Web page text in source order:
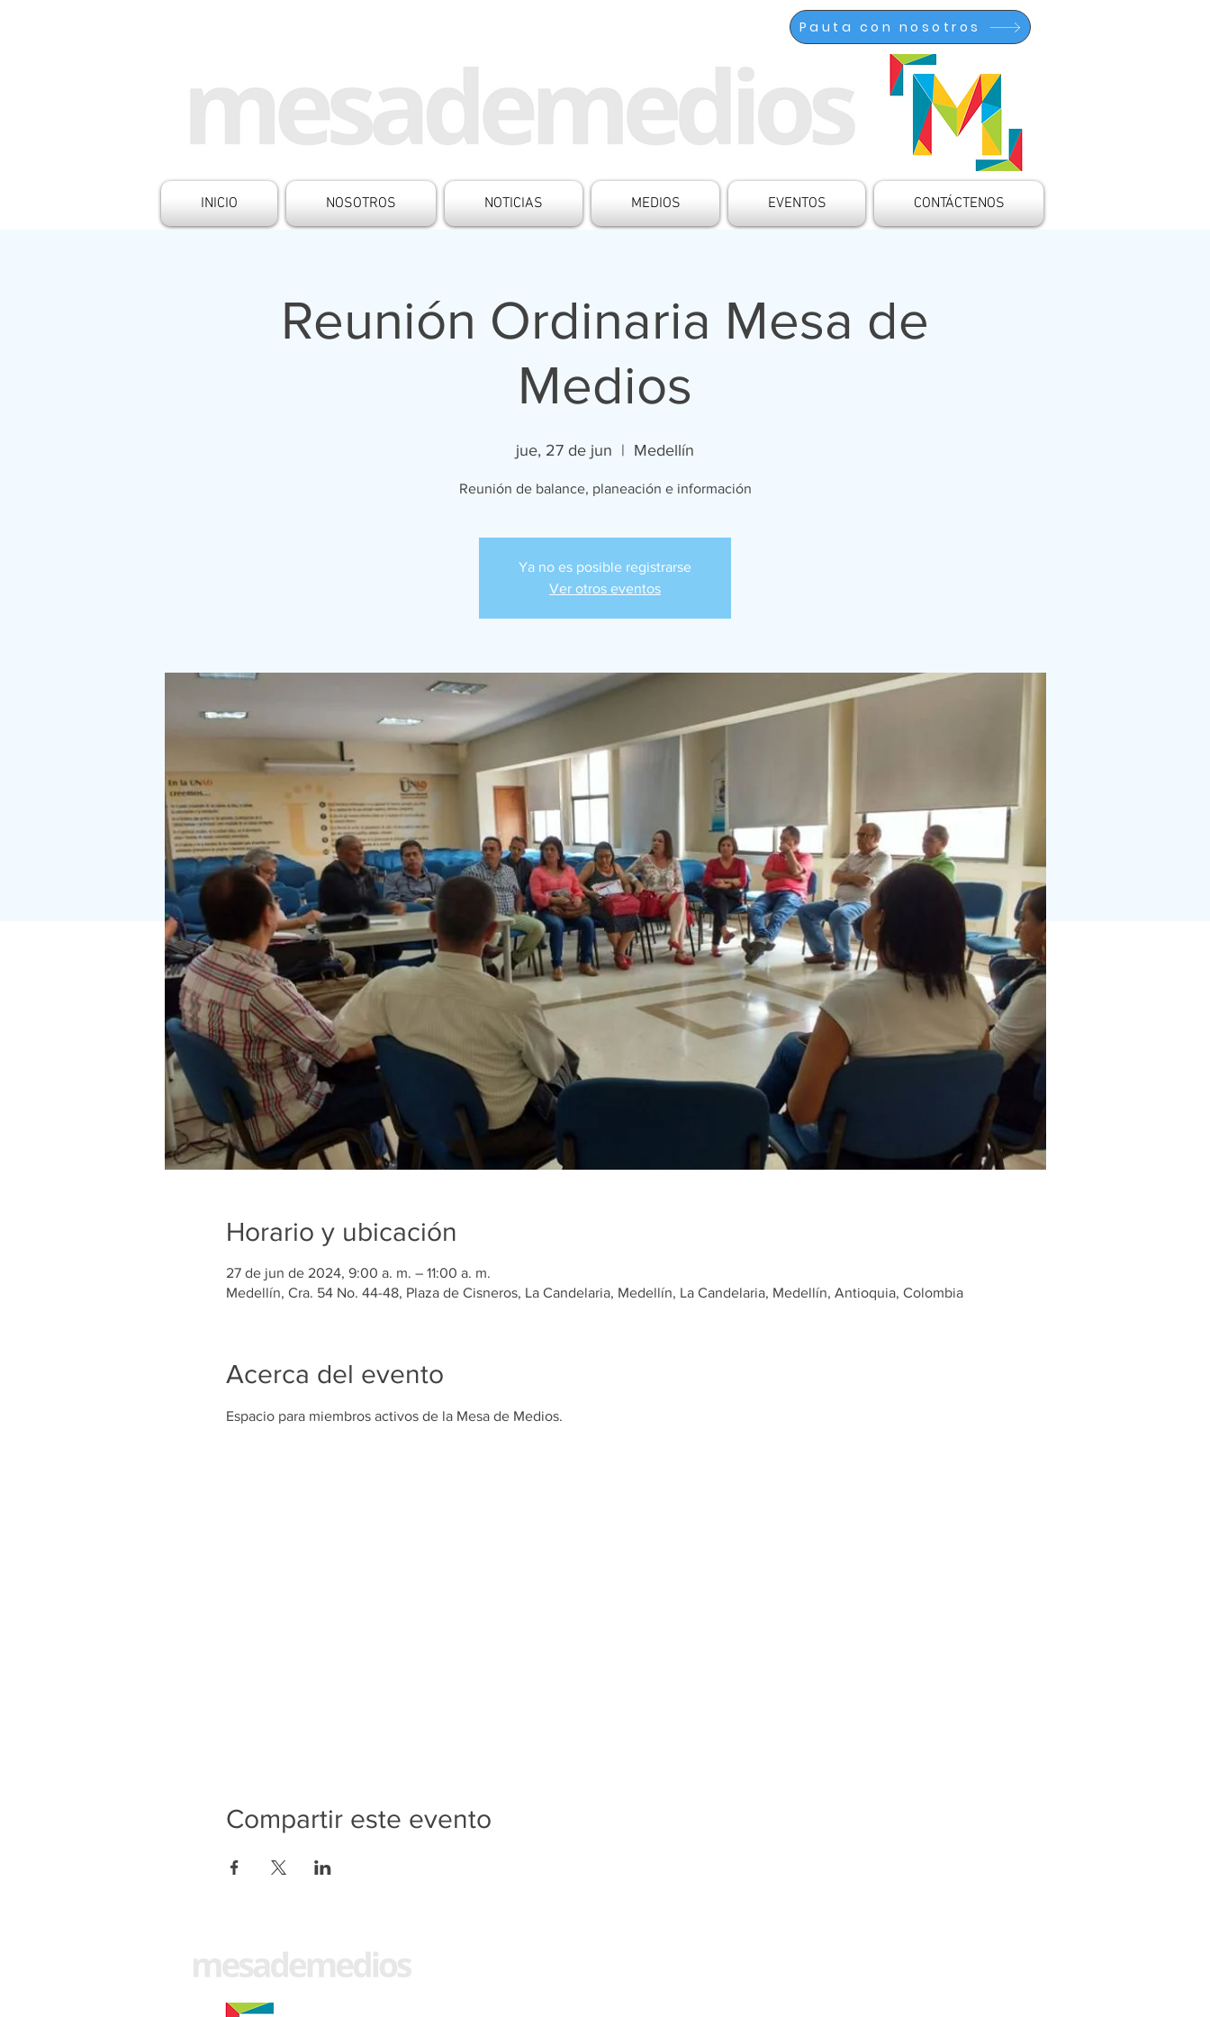
Pauta con nosotros
INICIO NOSOTROS NOTICIAS MEDIOS EVENTOS CONTÁCTENOS
Reunión Ordinaria Mesa de
Medios
jue, 27 de jun
  |
Medellín
Reunión de balance, planeación e información
Ya no es posible registrarse
Ver otros eventos
Horario y ubicación
27 de jun de 2024, 9:00 a. m. – 11:00 a. m.
Medellín, Cra. 54 No. 44-48, Plaza de Cisneros, La Candelaria, Medellín, La Candelaria, Medellín, Antioquia, Colombia
Acerca del evento
Espacio para miembros activos de la Mesa de Medios.
Compartir este evento